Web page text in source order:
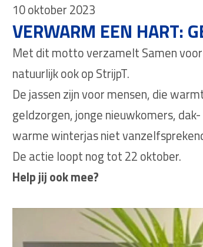
10 oktober 2023
VERWARM EEN HART:
Met dit motto verzamelt Samen
natuurlijk ook op StrijpT.
De jassen zijn voor mensen, die
geldzorgen, jonge nieuwkomers,
warme winterjas niet
De actie loopt nog tot 22 oktober.
Help jij ook mee?